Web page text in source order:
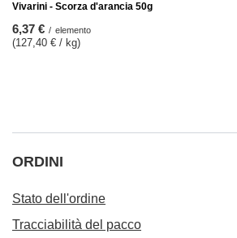
Vivarini - Scorza d'arancia 50g
6,37 € / elemento
(127,40 € / kg)
ORDINI
Stato dell'ordine
Tracciabilità del pacco